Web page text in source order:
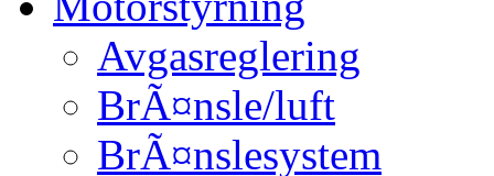
Avgasreglering
BrÃ¤nsle/luft
BrÃ¤nslesystem